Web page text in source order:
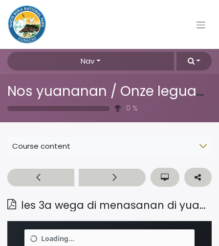
Nav
Nos yuananan / Onze leguanen
0 %
Course content
les 3a wega di menasanan di yuana